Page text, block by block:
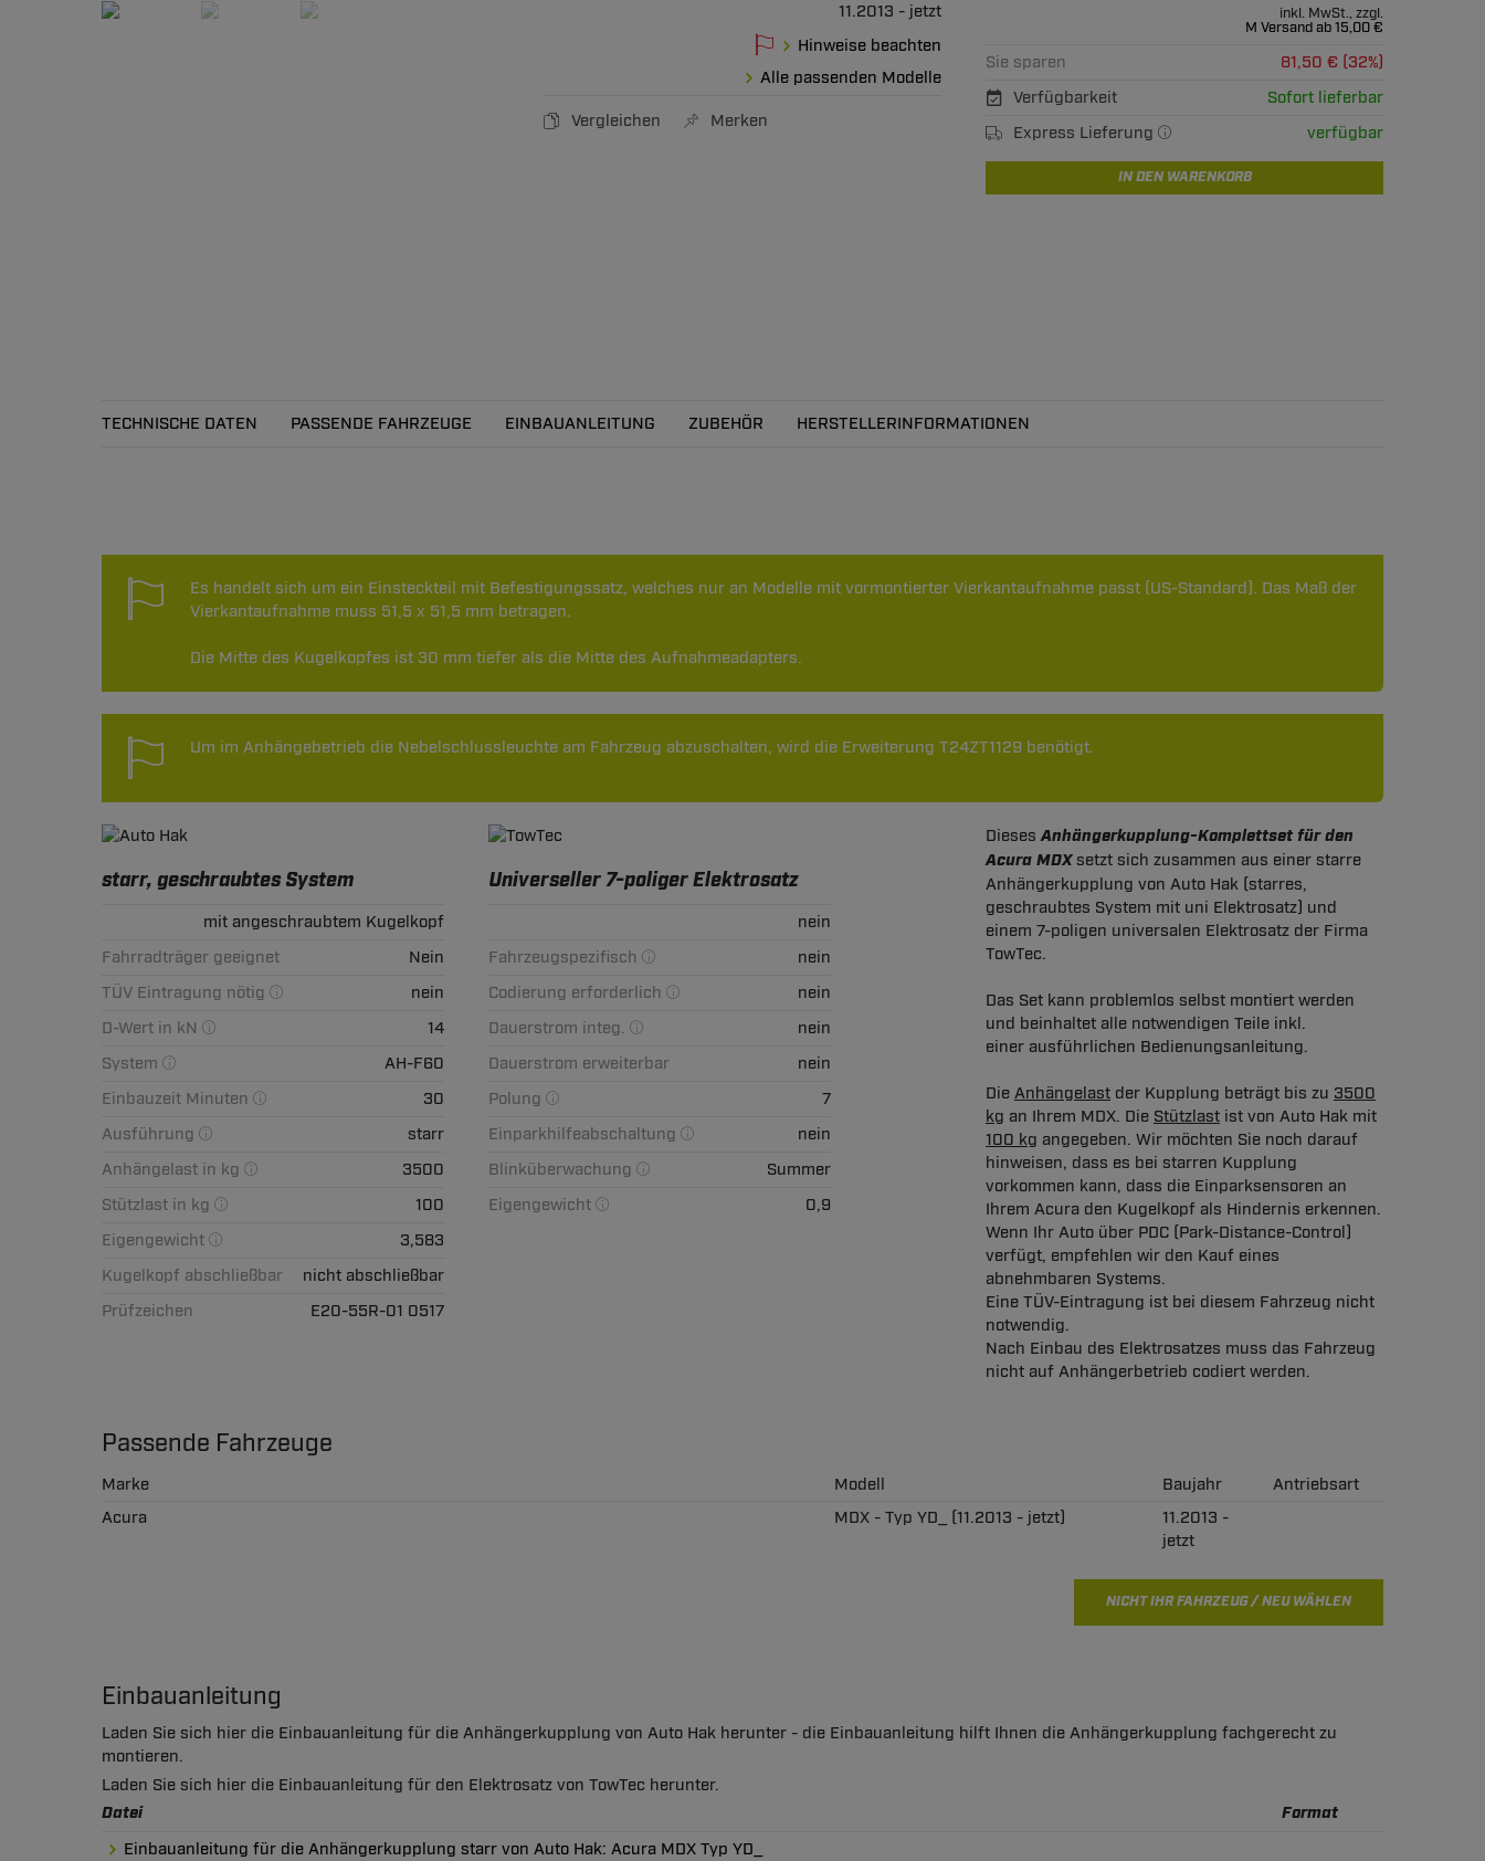
11.2013 - jetzt
Hinweise beachten
Alle passenden Modelle
Vergleichen Merken
inkl. MwSt., zzgl.
M Versand ab 15,00 €
Sie sparen
81,50 € (32%)
Verfügbarkeit
Sofort lieferbar
Express Lieferung
verfügbar
IN DEN WARENKORB
TECHNISCHE DATEN PASSENDE FAHRZEUGE EINBAUANLEITUNG ZUBEHÖR HERSTELLERINFORMATIONEN
Es handelt sich um ein Einsteckteil mit Befestigungssatz, welches nur an Modelle mit vormontierter Vierkantaufnahme passt (US-Standard). Das Maß der
Vierkantaufnahme muss 51,5 x 51,5 mm betragen.
Die Mitte des Kugelkopfes ist 30 mm tiefer als die Mitte des Aufnahmeadapters.
Um im Anhängebetrieb die Nebelschlussleuchte am Fahrzeug abzuschalten, wird die Erweiterung T24ZT1129 benötigt.
starr, geschraubtes System
mit angeschraubtem Kugelkopf
Fahrradträger geeignet
Nein
TÜV Eintragung nötig
nein
D-Wert in kN
14
System
AH-F60
Einbauzeit Minuten
30
Ausführung
starr
Anhängelast in kg
3500
Stützlast in kg
100
Eigengewicht
3,583
Kugelkopf abschließbar
nicht abschließbar
Prüfzeichen
E20-55R-01 0517
Universeller 7-poliger Elektrosatz
nein
Fahrzeugspezifisch
nein
Codierung erforderlich
nein
Dauerstrom integ.
nein
Dauerstrom erweiterbar
nein
Polung
7
Einparkhilfeabschaltung
nein
Blinküberwachung
Summer
Eigengewicht
0,9
DiesesAnhängerkupplung-Komplettset für den
Acura MDXsetzt sich zusammen aus einer starre
Anhängerkupplung von Auto Hak (starres,
geschraubtes System mit uni Elektrosatz) und
einem 7-poligen universalen Elektrosatz der Firma
TowTec.
Das Set kann problemlos selbst montiert werden
und beinhaltet alle notwendigen Teile inkl.
einer ausführlichen Bedienungsanleitung.
Die Anhängelast der Kupplung beträgt bis zu 3500
kg an Ihrem MDX. Die Stützlast ist von Auto Hak mit
100 kg angegeben. Wir möchten Sie noch darauf
hinweisen, dass es bei starren Kupplung
vorkommen kann, dass die Einparksensoren an
Ihrem Acura den Kugelkopf als Hindernis erkennen.
Wenn Ihr Auto über PDC (Park-Distance-Control)
verfügt, empfehlen wir den Kauf eines
abnehmbaren Systems.
Eine TÜV-Eintragung ist bei diesem Fahrzeug nicht
notwendig.
Nach Einbau des Elektrosatzes muss das Fahrzeug
nicht auf Anhängerbetrieb codiert werden.
Passende Fahrzeuge
Marke Modell Baujahr
Antriebsart
Acura
MDX - Typ YD_ (11.2013 - jetzt)
11.2013 -
jetzt
NICHT IHR FAHRZEUG / NEU WÄHLEN
Einbauanleitung
Laden Sie sich hier die Einbauanleitung für die Anhängerkupplung von Auto Hak herunter - die Einbauanleitung hilft Ihnen die Anhängerkupplung fachgerecht zu
montieren.
Laden Sie sich hier die Einbauanleitung für den Elektrosatz von TowTec herunter.
Datei Format
Einbauanleitung für die Anhängerkupplung starr von Auto Hak: Acura MDX Typ YD_